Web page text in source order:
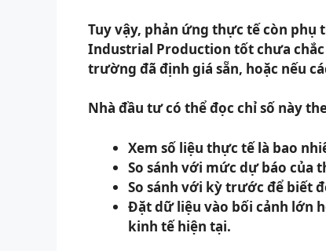
Tuy vậy, phản ứng thực tế còn
Industrial Production tốt chưa
trường đã định giá sẵn, hoặc nếu
Nhà đầu tư có thể đọc chỉ số này
Xem số liệu thực tế là bao
So sánh với mức dự báo của
So sánh với kỳ trước để biết
Đặt dữ liệu vào bối cảnh lớn
kinh tế hiện tại.